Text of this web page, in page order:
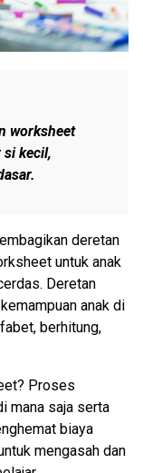
worksheet
si kecil,
deretan
untuk anak
Deretan
anak di
berhitung,
Proses
mana saja serta
biaya
mengasah dan